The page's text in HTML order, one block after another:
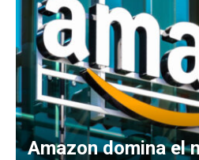
Amazon domina el